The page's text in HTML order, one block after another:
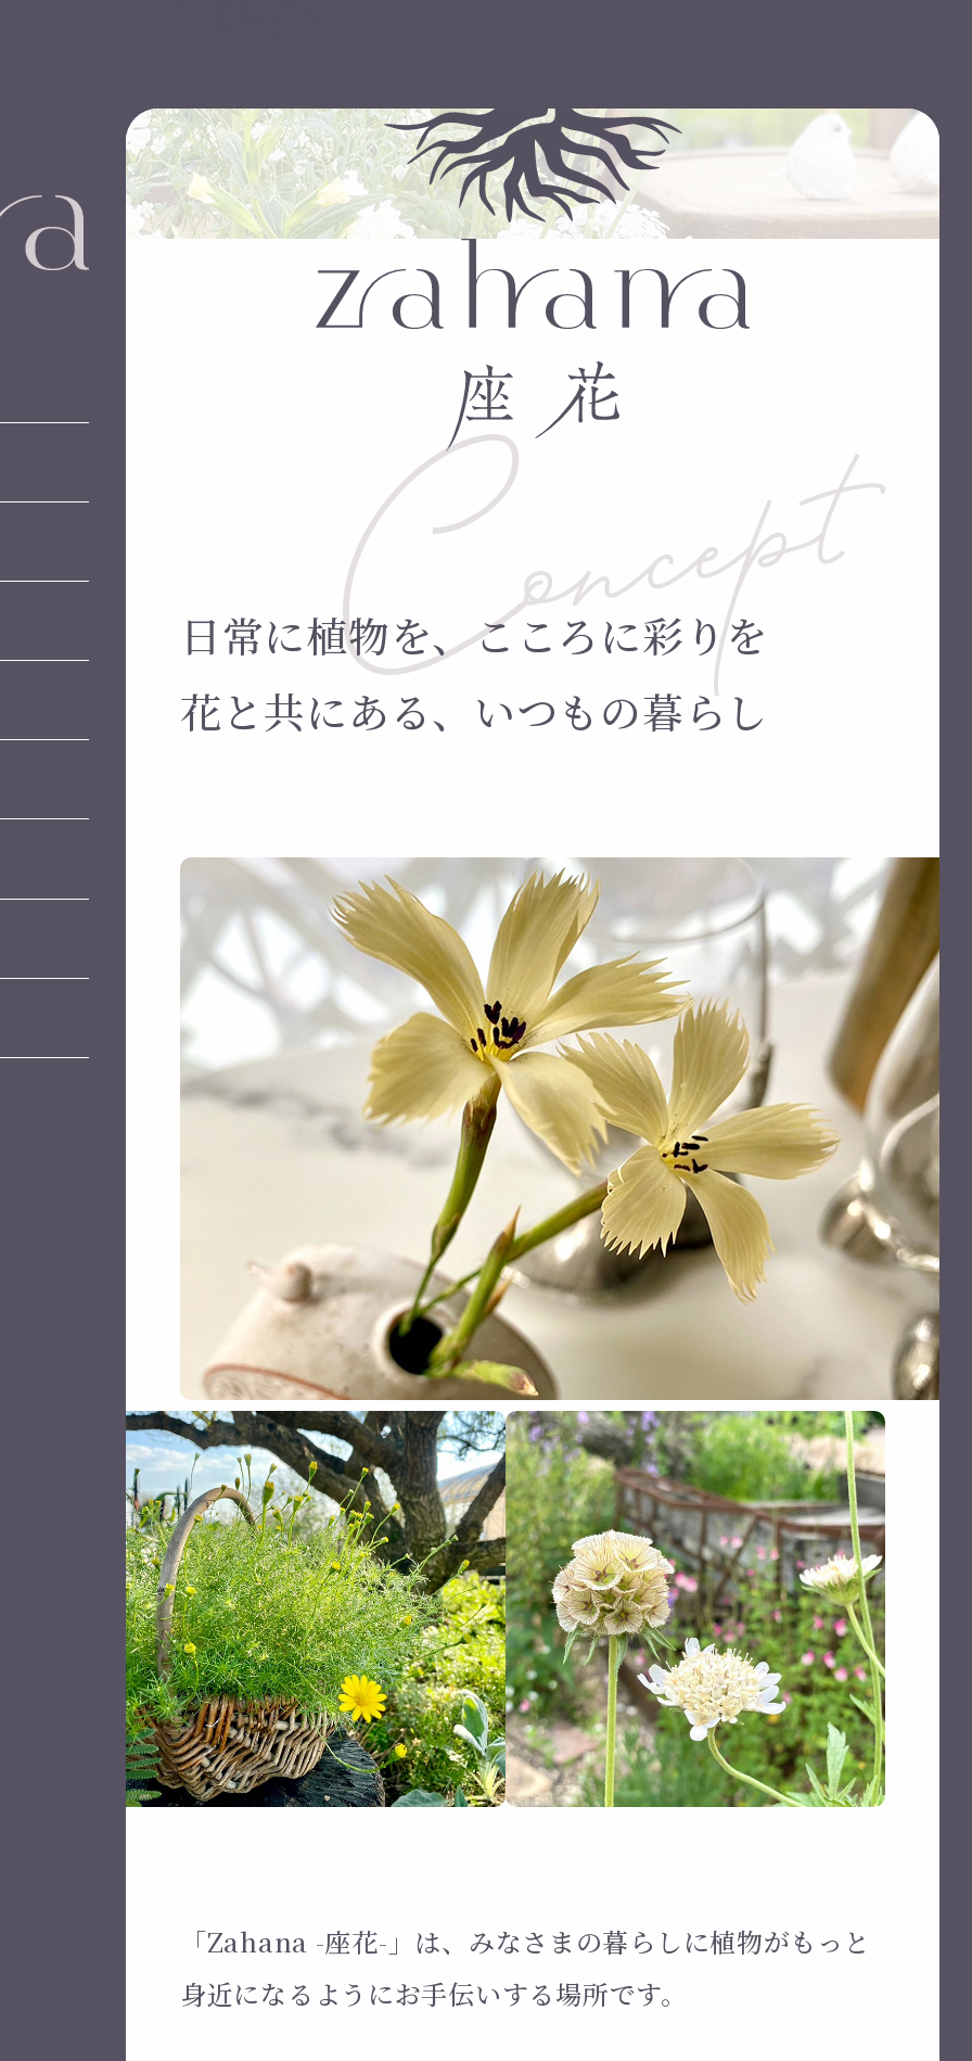
日常に植物を、こころに彩りを
花と共にある、いつもの暮らし
「Zahana -座花-」は、みなさまの暮らしに植物がもっと
身近になるようにお手伝いする場所です。